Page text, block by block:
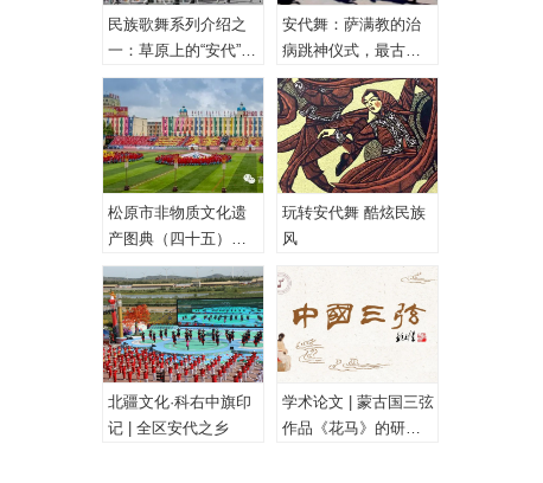
民族歌舞系列介绍之
一：草原上的“安代”和
安代舞
安代舞：萨满教的治
病跳神仪式，最古老
的心理治疗！
松原市非物质文化遗
产图典（四十五）蒙
古族安代舞
玩转安代舞 酷炫民族
风
北疆文化·科右中旗印
记 | 全区安代之乡
学术论文 | 蒙古国三弦
作品《花马》的研究